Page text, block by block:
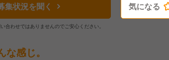
集状況を聞く 気になる
合わせではありませんのでご安心ください。
感じ。
気になる